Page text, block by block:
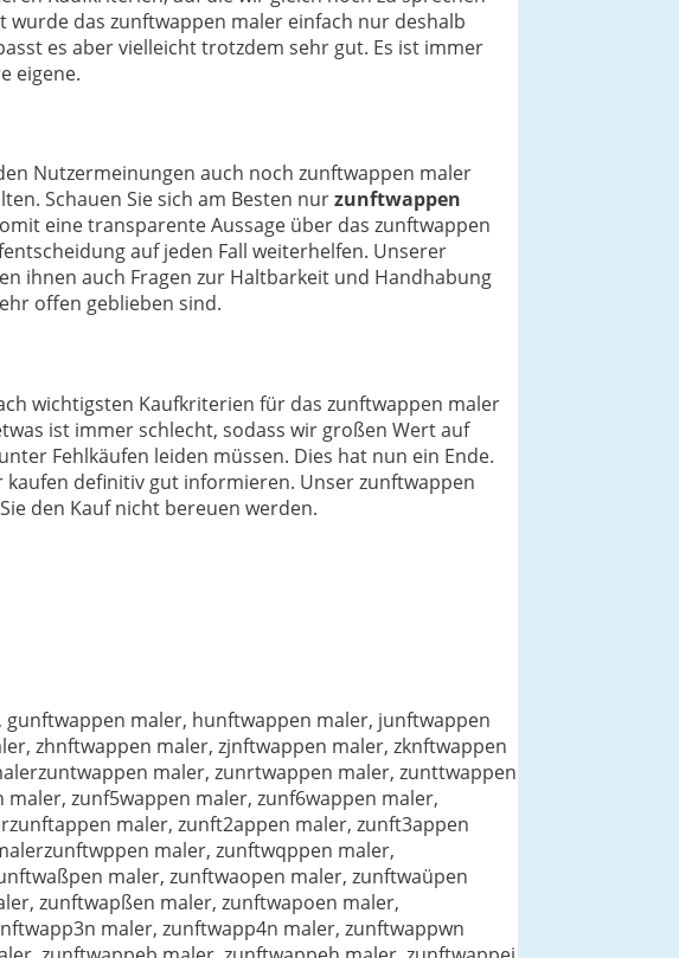
wurde das zunftwappen maler einfach nur deshalb
es aber vielleicht trotzdem sehr gut. Es ist immer
eigene.
Nutzermeinungen auch noch zunftwappen maler
Schauen Sie sich am Besten nurzunftwappen
eine transparente Aussage über das zunftwappen
auf jeden Fall weiterhelfen. Unserer
ihnen auch Fragen zur Haltbarkeit und Handhabung
offen geblieben sind.
wichtigsten Kaufkriterien für das zunftwappen maler
ist immer schlecht, sodass wir großen Wert auf
Fehlkäufen leiden müssen. Dies hat nun ein Ende.
definitiv gut informieren. Unser zunftwappen
den Kauf nicht bereuen werden.
maler, hunftwappen maler, junftwappen
zhnftwappen maler, zjnftwappen maler, zknftwappen
maler, zunrtwappen maler, zunttwappen
zunf5wappen maler, zunf6wappen maler,
maler, zunft2appen maler, zunft3appen
maler, zunftwqppen maler,
maler, zunftwaopen maler, zunftwaüpen
zunftwapßen maler, zunftwapoen maler,
maler, zunftwapp4n maler, zunftwappwn